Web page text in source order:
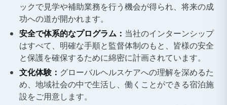
ックで見学や補助業務を行う機会が得られ、将来の成
功への道が開かれます。
安全で体系的なプログラム： 当社のインターンシップ
はすべて、明確な手順と監督体制のもと、皆様の安全
と保護を確保するために綿密に計画されています。
文化体験： グローバルヘルスケアへの理解を深めるた
め、地域社会の中で生活し、働くことができる宿泊施
設をご用意します。